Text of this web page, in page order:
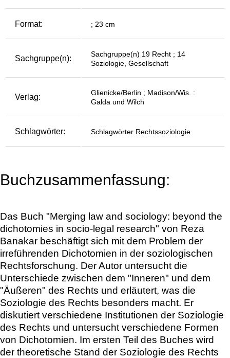
Format: ; 23 cm
Sachgruppe(n):
Sachgruppe(n) 19 Recht ; 14
Soziologie, Gesellschaft
Verlag:
Glienicke/Berlin ; Madison/Wis. :
Galda und Wilch
Schlagwörter: Schlagwörter Rechtssoziologie
Buchzusammenfassung:
Das Buch "Merging law and sociology: beyond the
dichotomies in socio-legal research" von Reza
Banakar beschäftigt sich mit dem Problem der
irreführenden Dichotomien in der soziologischen
Rechtsforschung. Der Autor untersucht die
Unterschiede zwischen dem "Inneren" und dem
"Äußeren" des Rechts und erläutert, was die
Soziologie des Rechts besonders macht. Er
diskutiert verschiedene Institutionen der Soziologie
des Rechts und untersucht verschiedene Formen
von Dichotomien. Im ersten Teil des Buches wird
der theoretische Stand der Soziologie des Rechts